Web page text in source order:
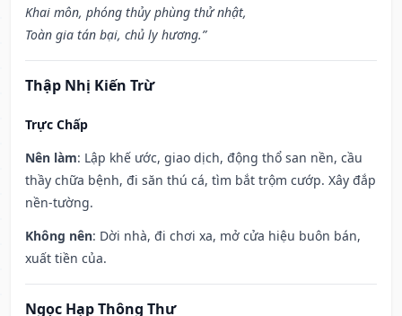
Khai môn, phóng thủy phùng thử nhật,
Toàn gia tán bại, chủ ly hương.”
Thập Nhị Kiến Trừ
Trực Chấp
Nên làm: Lập khế ước, giao dịch, động thổ san nền, cầu
thầy chữa bệnh, đi săn thú cá, tìm bắt trộm cướp. Xây đắp
nền-tường.
Không nên: Dời nhà, đi chơi xa, mở cửa hiệu buôn bán,
xuất tiền của.
Ngọc Hạp Thông Thư